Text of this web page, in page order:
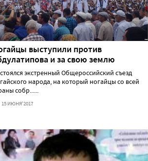
выступили против
и за свою землю
экстренный Общероссийский съезд
народа, на который ногайцы со всей
собр......
15 ИЮНЯ'2017